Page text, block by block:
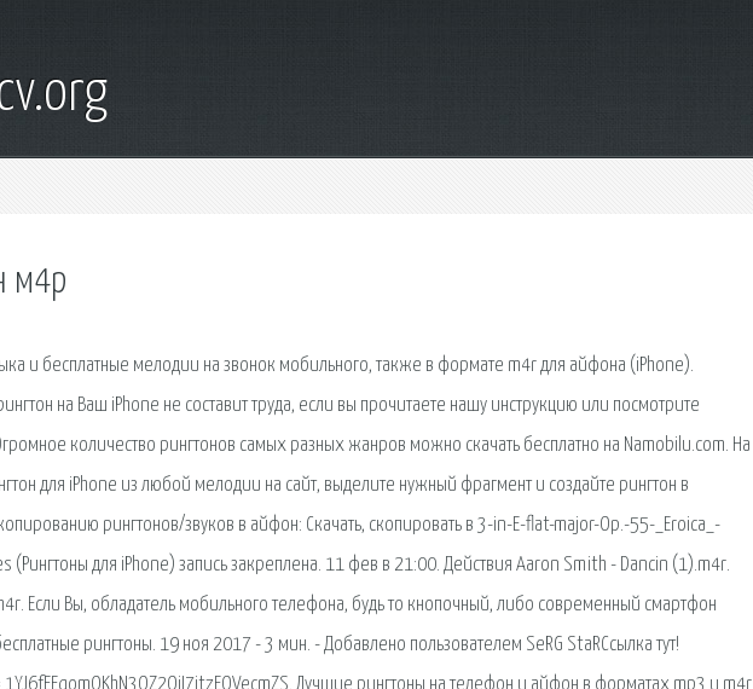
м4р
и бесплатные мелодии на звонок мобильного, также в формате m4r для айфона (iPhone).
на Ваш iPhone не составит труда, если вы прочитаете нашу инструкцию или посмотрите
количество рингтонов самых разных жанров можно скачать бесплатно на Namobilu.com. На
для iPhone из любой мелодии на сайт, выделите нужный фрагмент и создайте рингтон в
рингтонов/звуков в айфон: Скачать, скопировать в 3-in-E-flat-major-Op.-55-_Eroica_-
(Рингтоны для iPhone) запись закреплена. 11 фев в 21:00. Действия Aaron Smith - Dancin (1).m4r.
Если Вы, обладатель мобильного телефона, будь то кнопочный, либо современный смартфон
рингтоны. 19 ноя 2017 - 3 мин. - Добавлено пользователем SeRG StaRСсылка тут!
Лучшие рингтоны на телефон и айфон в форматах mp3 и m4r